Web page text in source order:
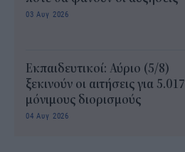
03 Αυγ 2026
Εκπαιδευτικοί: Αύριο (5/8)
ξεκινούν οι αιτήσεις για 5.017
μόνιμους διορισμούς
04 Αυγ 2026